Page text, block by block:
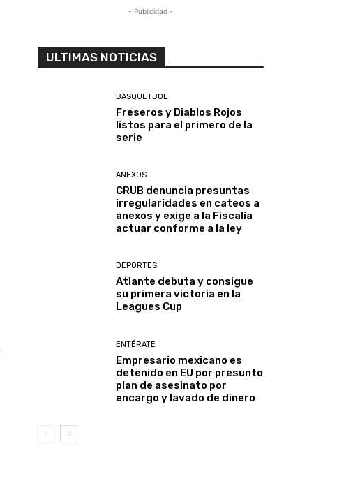
- Publicidad -
ULTIMAS NOTICIAS
BASQUETBOL
Freseros y Diablos Rojos
listos para el primero de la
serie
ANEXOS
CRUB denuncia presuntas
irregularidades en cateos a
anexos y exige a la Fiscalía
actuar conforme a la ley
DEPORTES
Atlante debuta y consigue
su primera victoria en la
Leagues Cup
ENTÉRATE
Empresario mexicano es
detenido en EU por presunto
plan de asesinato por
encargo y lavado de dinero